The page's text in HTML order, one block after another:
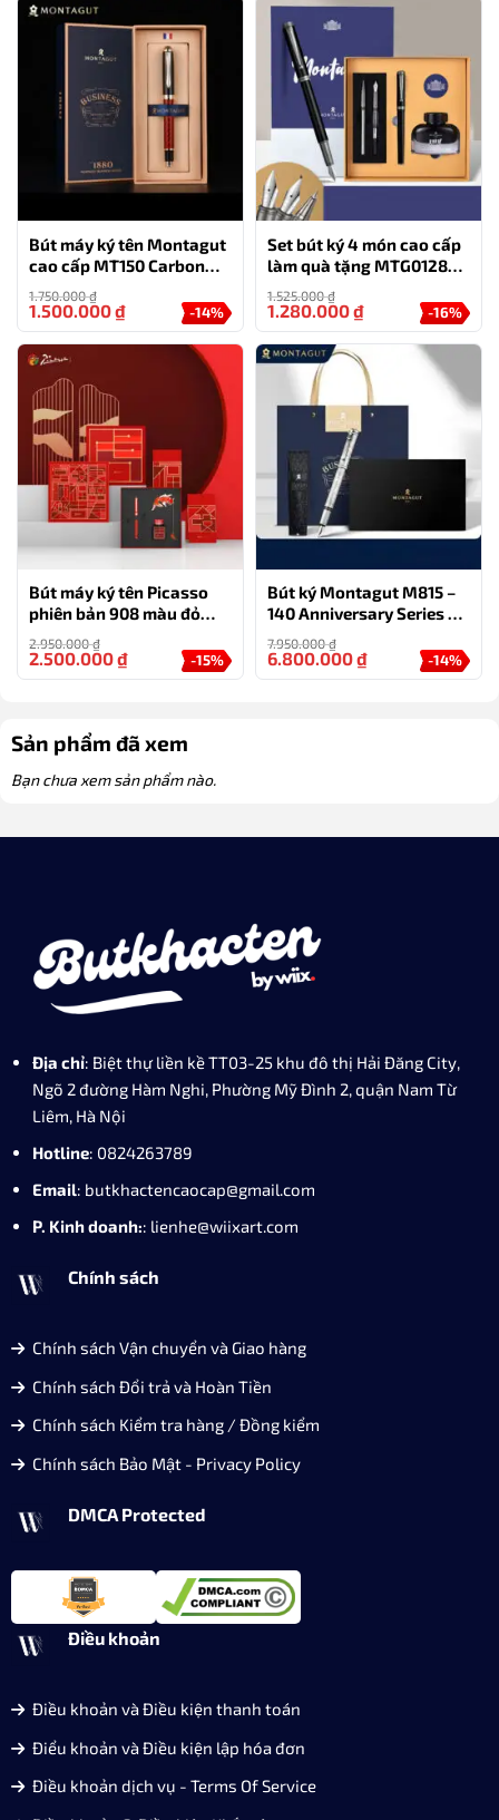
Bút máy ký tên Montagut
cao cấp MT150 Carbon
màu đỏ
1.750.000₫
-14%
1.500.000₫
Set bút ký 4 món cao cấp
làm quà tặng MTG0128
(màu đen)
1.525.000₫
-16%
1.280.000₫
Bút máy ký tên Picasso
phiên bản 908 màu đỏ
đặc biệt
2.950.000₫
-15%
2.500.000₫
Bút ký Montagut M815 –
140 Anniversary Series –
phiên bản đặc biệt kỷ
niệm 140 năm của hãng
7.950.000₫
-14%
6.800.000₫
Sản phẩm đã xem
Bạn chưa xem sản phẩm nào.
Địa chỉ: Biệt thự liền kề TT03-25 khu đô thị Hải Đăng City,
Ngõ 2 đường Hàm Nghi, Phường Mỹ Đình 2, quận Nam Từ
Liêm, Hà Nội
Hotline: 0824263789
Email: butkhactencaocap@gmail.com
P. Kinh doanh:: lienhe@wiixart.com
Chính sách
Chính sách Vận chuyển và Giao hàng
Chính sách Đổi trả và Hoàn Tiền
Chính sách Kiểm tra hàng / Đồng kiểm
Chính sách Bảo Mật - Privacy Policy
DMCA Protected
Điều khoản
Điều khoản và Điều kiện thanh toán
Điểu khoản và Điều kiện lập hóa đơn
Điều khoản dịch vụ - Terms Of Service